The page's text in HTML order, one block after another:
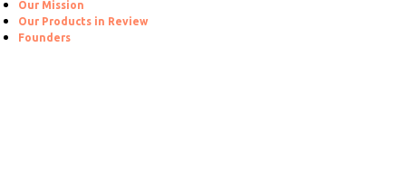
Our Mission
Our Products in Review
Founders